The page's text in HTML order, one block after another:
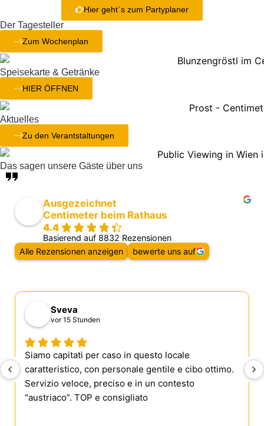
Hier geht`s zum Partyplaner
Der Tagesteller
Zum Wochenplan
Speisekarte & Getränke
HIER ÖFFNEN
Aktuelles
Zu den Verantstaltungen
Das sagen unsere Gäste über uns
Ausgezeichnet
Centimeter beim Rathaus
4.4
Basierend auf 8832 Rezensionen
Alle Rezensionen anzeigen
bewerte uns auf
Sveva
vor 15 Stunden
Siamo capitati per caso in questo locale
caratteristico, con personale gentile e cibo ottimo.
Servizio veloce, preciso e in un contesto
“austriaco”. TOP e consigliato